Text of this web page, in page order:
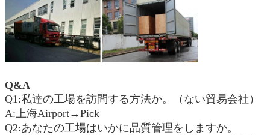
Q&A
Q1:私達の工場を訪問する方法か。（ない貿易会社）
A:上海Airport→Pick
Q2:あなたの工場はいかに品質管理をしますか。